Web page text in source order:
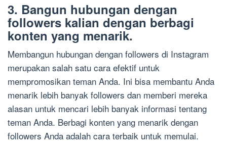
3. Bangun hubungan dengan
followers kalian dengan berbagi
konten yang menarik.
Membangun hubungan dengan followers di Instagram
merupakan salah satu cara efektif untuk
mempromosikan teman Anda. Ini bisa membantu Anda
menarik lebih banyak followers dan memberi mereka
alasan untuk mencari lebih banyak informasi tentang
teman Anda. Berbagi konten yang menarik dengan
followers Anda adalah cara terbaik untuk memulai.